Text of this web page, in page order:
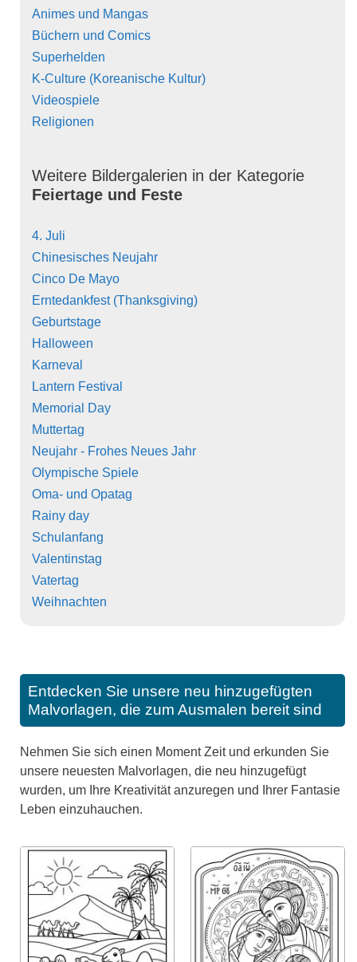
Animes und Mangas
Büchern und Comics
Superhelden
K-Culture (Koreanische Kultur)
Videospiele
Religionen
Weitere Bildergalerien in der Kategorie
Feiertage und Feste
4. Juli
Chinesisches Neujahr
Cinco De Mayo
Erntedankfest (Thanksgiving)
Geburtstage
Halloween
Karneval
Lantern Festival
Memorial Day
Muttertag
Neujahr - Frohes Neues Jahr
Olympische Spiele
Oma- und Opatag
Rainy day
Schulanfang
Valentinstag
Vatertag
Weihnachten
Entdecken Sie unsere neu hinzugefügten
Malvorlagen, die zum Ausmalen bereit sind
Nehmen Sie sich einen Moment Zeit und erkunden Sie
unsere neuesten Malvorlagen, die neu hinzugefügt
wurden, um Ihre Kreativität anzuregen und Ihrer Fantasie
Leben einzuhauchen.